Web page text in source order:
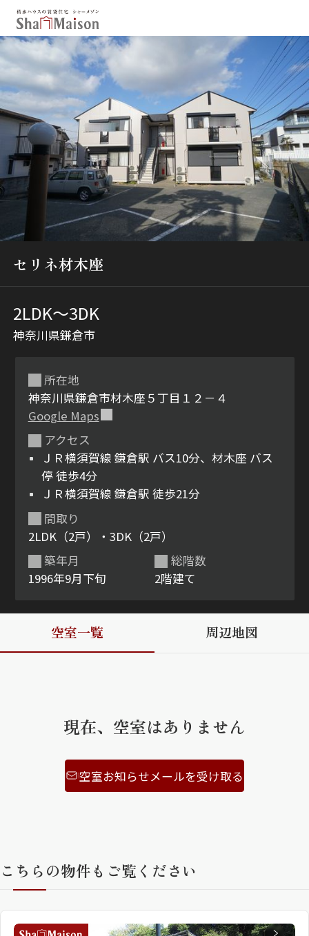
保存した条件
新着メール設定
北海道 東北
関東
中部
関西
中国・四国
九州
市区郡・路線・駅から探す
通勤・通学時間から探す
地図から探す
シャーメゾンとは
ン
ルームツアー 動画ギャラリー
ShaMaison STYLE
シャーメゾンライフサポート
らくらくプラチナ
セリネ材木座
2LDK〜3DK
神奈川県鎌倉市
所在地
神奈川県鎌倉市材木座５丁目１２－４
Google Maps
アクセス
ＪＲ横須賀線 鎌倉駅 バス10分、材木座 バス
停 徒歩4分
ＪＲ横須賀線 鎌倉駅 徒歩21分
築年月
1996年9月下旬
間取り
2LDK（2戸）・3DK（2戸）
総階数
2階建て
空室一覧 周辺地図
現在、空室はありません
空室お知らせメールを受け取る
こちらの物件もご覧ください